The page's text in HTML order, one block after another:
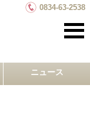
0834-63-2538
ニュース